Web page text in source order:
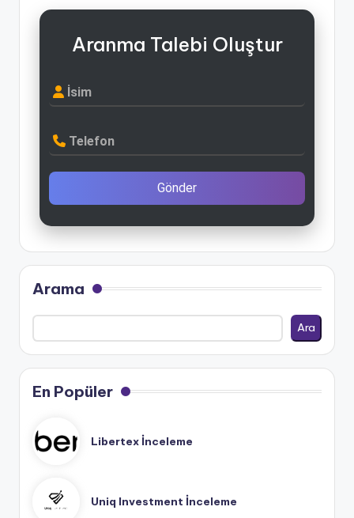
Aranma Talebi Oluştur
İsim
Telefon
Gönder
Arama
Ara
En Popüler
Libertex İnceleme
Uniq Investment İnceleme